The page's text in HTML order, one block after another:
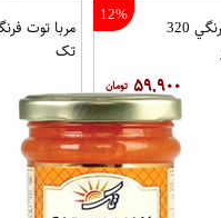
12%
مربا توت فرنگي 320
۵۹,۹۰۰
تک